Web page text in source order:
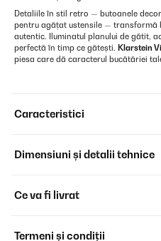
Detaliile în stil retro — butoanele
pentru agățat ustensile — transformă
autentic. Iluminatul planului de gătit,
perfectă în timp ce gătești. Klarstein
piesa care dă caracterul bucătăriei
Caracteristici
Dimensiuni și detalii tehnice
Ce va fi livrat
Termeni și condiții